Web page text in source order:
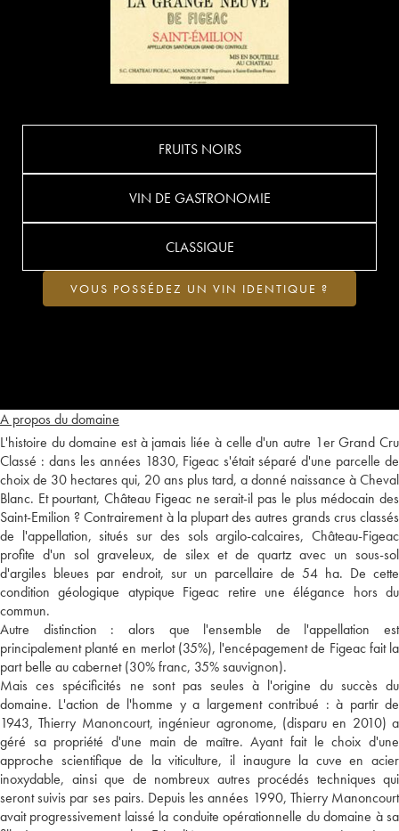
A propos du domaine
L'histoire du domaine est à jamais liée à celle d'un autre 1er Grand Cru
Classé : dans les années 1830, Figeac s'était séparé d'une parcelle de
choix de 30 hectares qui, 20 ans plus tard, a donné naissance à Cheval
Blanc. Et pourtant, Château Figeac ne serait-il pas le plus médocain des
Saint-Emilion ? Contrairement à la plupart des autres grands crus classés
de l'appellation, situés sur des sols argilo-calcaires, Château-Figeac
profite d'un sol graveleux, de silex et de quartz avec un sous-sol
d'argiles bleues par endroit, sur un parcellaire de 54 ha. De cette
condition géologique atypique Figeac retire une élégance hors du
commun.
Autre distinction : alors que l'ensemble de l'appellation est
principalement planté en merlot (35%), l'encépagement de Figeac fait la
part belle au cabernet (30% franc, 35% sauvignon).
Mais ces spécificités ne sont pas seules à l'origine du succès du
domaine. L'action de l'homme y a largement contribué : à partir de
1943, Thierry Manoncourt, ingénieur agronome, (disparu en 2010) a
géré sa propriété d'une main de maître. Ayant fait le choix d'une
approche scientifique de la viticulture, il inaugure la cuve en acier
inoxydable, ainsi que de nombreux autres procédés techniques qui
seront suivis par ses pairs. Depuis les années 1990, Thierry Manoncourt
avait progressivement laissé la conduite opérationnelle du domaine à sa
FRUITS NOIRS
VIN DE GASTRONOMIE
CLASSIQUE
VOUS POSSÉDEZ UN VIN IDENTIQUE ?